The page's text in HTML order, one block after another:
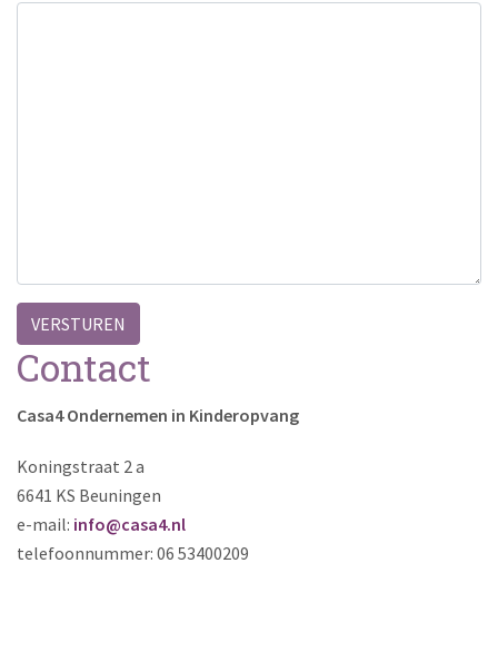
Contact
Casa4 Ondernemen in Kinderopvang
Koningstraat 2 a
6641 KS Beuningen
e-mail: info@casa4.nl
telefoonnummer: 06 53400209